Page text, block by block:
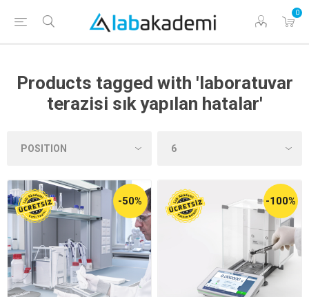
0
Products tagged with 'laboratuvar
terazisi sık yapılan hatalar'
-50% -100%